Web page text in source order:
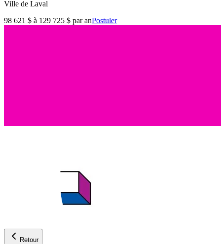
Ville de Laval
98 621 $ à 129 725 $ par anPostuler
Retour